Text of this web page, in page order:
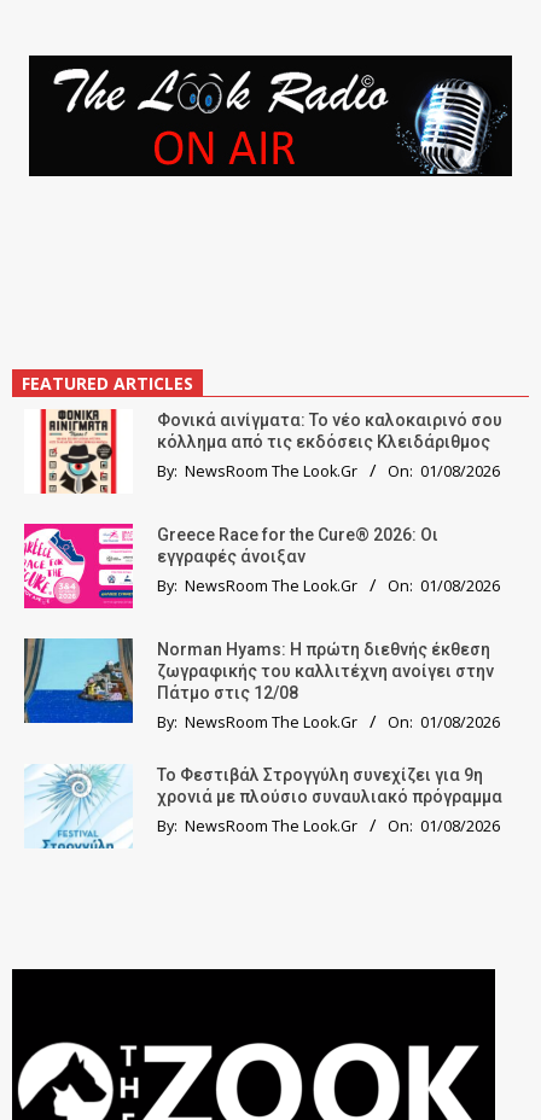
FEATURED ARTICLES
Φονικά αινίγματα: Το νέο καλοκαιρινό σου
κόλλημα από τις εκδόσεις Κλειδάριθμος
By: NewsRoom The Look.Gr On: 01/08/2026
Greece Race for the Cure® 2026: Οι
εγγραφές άνοιξαν
By: NewsRoom The Look.Gr On: 01/08/2026
Norman Hyams: Η πρώτη διεθνής έκθεση
ζωγραφικής του καλλιτέχνη ανοίγει στην
Πάτμο στις 12/08
By: NewsRoom The Look.Gr On: 01/08/2026
Το Φεστιβάλ Στρογγύλη συνεχίζει για 9η
χρονιά με πλούσιο συναυλιακό πρόγραμμα
By: NewsRoom The Look.Gr On: 01/08/2026